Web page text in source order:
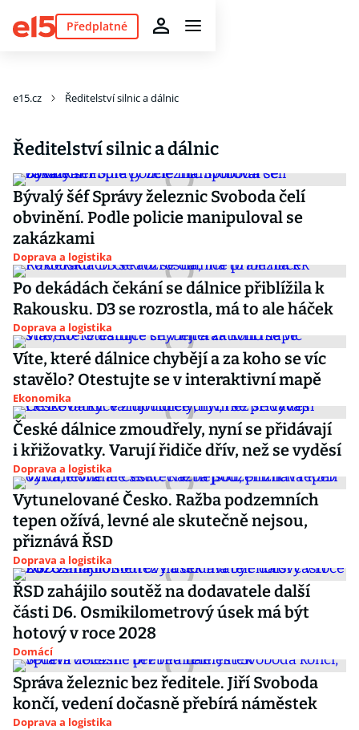
Předplatné
e15.cz Ředitelství silnic a dálnic
Ředitelství silnic a dálnic
Bývalý šéf Správy železnic Svoboda čelí
obvinění. Podle policie manipuloval se
zakázkami
Doprava a logistika
Po dekádách čekání se dálnice přiblížila k
Rakousku. D3 se rozrostla, má to ale háček
Doprava a logistika
Víte, které dálnice chybějí a za koho se víc
stavělo? Otestujte se v interaktivní mapě
Ekonomika
České dálnice zmoudřely, nyní se přidávají
i křižovatky. Varují řidiče dřív, než se vyděsí
Doprava a logistika
Vytunelované Česko. Ražba podzemních
tepen ožívá, levné ale skutečně nejsou,
přiznává ŘSD
Doprava a logistika
ŘSD zahájilo soutěž na dodavatele další
části D6. Osmikilometrový úsek má být
hotový v roce 2028
Domácí
Správa železnic bez ředitele. Jiří Svoboda
končí, vedení dočasně přebírá náměstek
Doprava a logistika